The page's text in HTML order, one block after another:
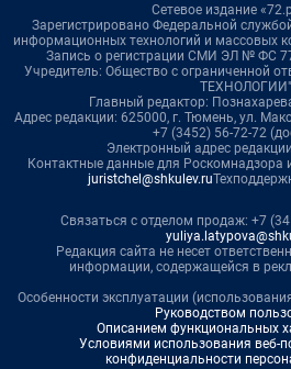
Сетевое издание
Зарегистрировано Федеральной
информационных технологий и массовых
Запись о регистрации СМИ ЭЛ № ФС
Учредитель: Общество с ограниченной
ТЕХНОЛОГИИ"
Главный редактор:
Адрес редакции: 625000, г. Тюмень, ул.
+7 (3452) 56-72-72
Электронный адрес
Контактные данные для Роскомнадзора
juristchel@shkulev.ru
Связаться с отделом продаж: +7
Редакция сайта не несет
информации, содержащейся в
Особенности эксплуатации
Руководством
Описанием функциональных
Условиями использования веб-
конфиденциальности